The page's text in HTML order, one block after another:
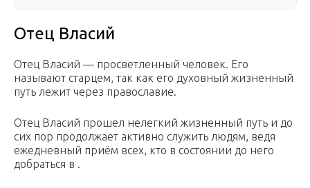
Отец Власий
Отец Власий — просветленный человек. Его
называют старцем, так как его духовный жизненный
путь лежит через православие.
Отец Власий прошел нелегкий жизненный путь и до
сих пор продолжает активно служить людям, ведя
ежедневный приём всех, кто в состоянии до него
добраться в .